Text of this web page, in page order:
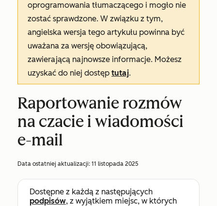
oprogramowania tłumaczącego i mogło nie
zostać sprawdzone. W związku z tym,
angielska wersja tego artykułu powinna być
uważana za wersję obowiązującą,
zawierającą najnowsze informacje. Możesz
uzyskać do niej dostęp tutaj.
Raportowanie rozmów
na czacie i wiadomości
e-mail
Data ostatniej aktualizacji: 11 listopada 2025
Dostępne z każdą z następujących
podpisów, z wyjątkiem miejsc, w których